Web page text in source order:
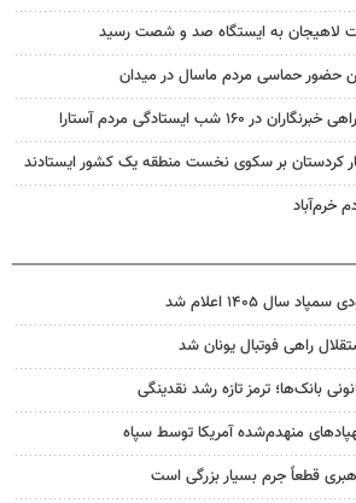
لاهیجان به ایستگاه صد و شصت رسید
حماسی مردم ماسال در میدان
۱۶۰ شب ایستادگی مردم آستارا
کردستان بر سکوی نخست منطقه یک کشور ایستادند
خرم‌آباد
سال ۱۴۰۵ اعلام شد
راهی فوتبال یونان شد
بانک‌ها؛ ترمز تازه رشد نقدینگی
منهدم‌شده آمریکا توسط سپاه
قطعاً جرم بسیار بزرگی است